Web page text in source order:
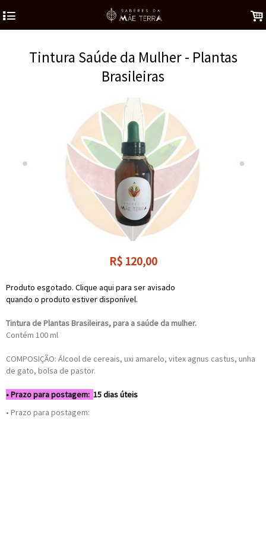
4 .
Tintura Saúde da Mulher - Plantas
Brasileiras
R$ 120,00
Produto esgotado. Clique aqui para ser avisado
quando o produto estiver disponível.
Tintura de Plantas Brasileiras, para a saúde da mulher.
Contém 100 ml
COMPOSIÇÃO: Álcool de cereais, uxi amarelo, vitex agnus castus, unha
de gato, bolsa de pastor.
• Prazo para postagem: 15 dias úteis
• Prazo para postagem: